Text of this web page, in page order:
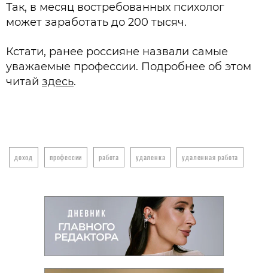
Так, в месяц востребованных психолог
может заработать до 200 тысяч.
Кстати, ранее россияне назвали самые
уважаемые профессии. Подробнее об этом
читай здесь.
доход профессии работа удаленка удаленная работа